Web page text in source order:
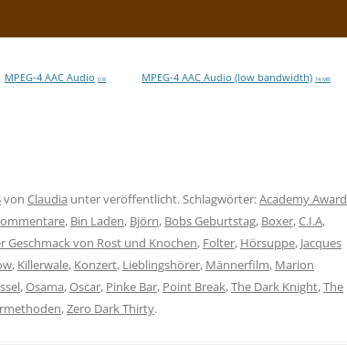
MPEG-4 AAC Audio 0 B MPEG-4 AAC Audio (low bandwidth) 14 MB
von Claudia unter veröffentlicht. Schlagwörter:Academy Award
, Bin Laden, Björn, Bobs Geburtstag, Boxer,C.I.A,
Geschmack von Rost und Knochen, Folter, Hörsuppe, Jacques
, Killerwale, Konzert, Lieblingshörer, Männerfilm, Marion
,Osama,Oscar, Pinke Bar, Point Break,The Dark Knight,The
,Zero Dark Thirty.